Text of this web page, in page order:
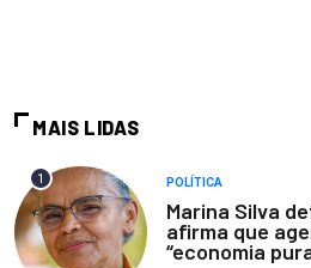
MAIS LIDAS
1 POLÍTICA
Marina Silva
afirma que
“economia